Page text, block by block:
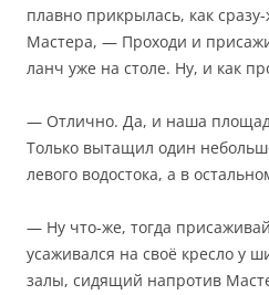
плавно прикрылась, как
Мастера, — Проходи и
ланч уже на столе. Ну, и как
— Отлично. Да, и наша
Только вытащил один
левого водостока, а в
— Ну что-же, тогда
усаживался на своё кресло у
залы, сидящий напротив